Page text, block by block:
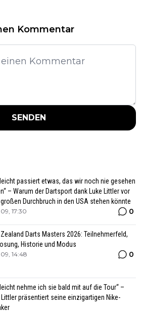
Kommentar
SENDEN
passiert etwas, das wir noch nie gesehen
– Warum der Dartsport dank Luke Littler vor
Durchbruch in den USA stehen könnte
17:30 0
Zealand Darts Masters 2026: Teilnehmerfeld,
Historie und Modus
14:48 0
nehme ich sie bald mit auf die Tour“ –
Littler präsentiert seine einzigartigen Nike-